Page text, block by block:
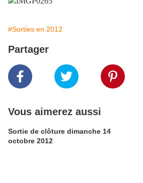
#Sorties en 2012
Partager
Vous aimerez aussi
Sortie de clôture dimanche 14
octobre 2012